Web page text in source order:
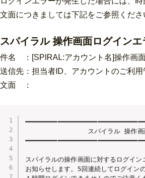
文面につきましては下記をご参照くださ
スパイラル 操作画面ログインエ
件名 ：[SPIRAL:アカウント名]操作画
送信先：担当者ID、 アカウントのご利
文面 ：
スパイラル 操作画
スパイラルの操作画面に対するログイ
お知らせします。5回連続してログイン